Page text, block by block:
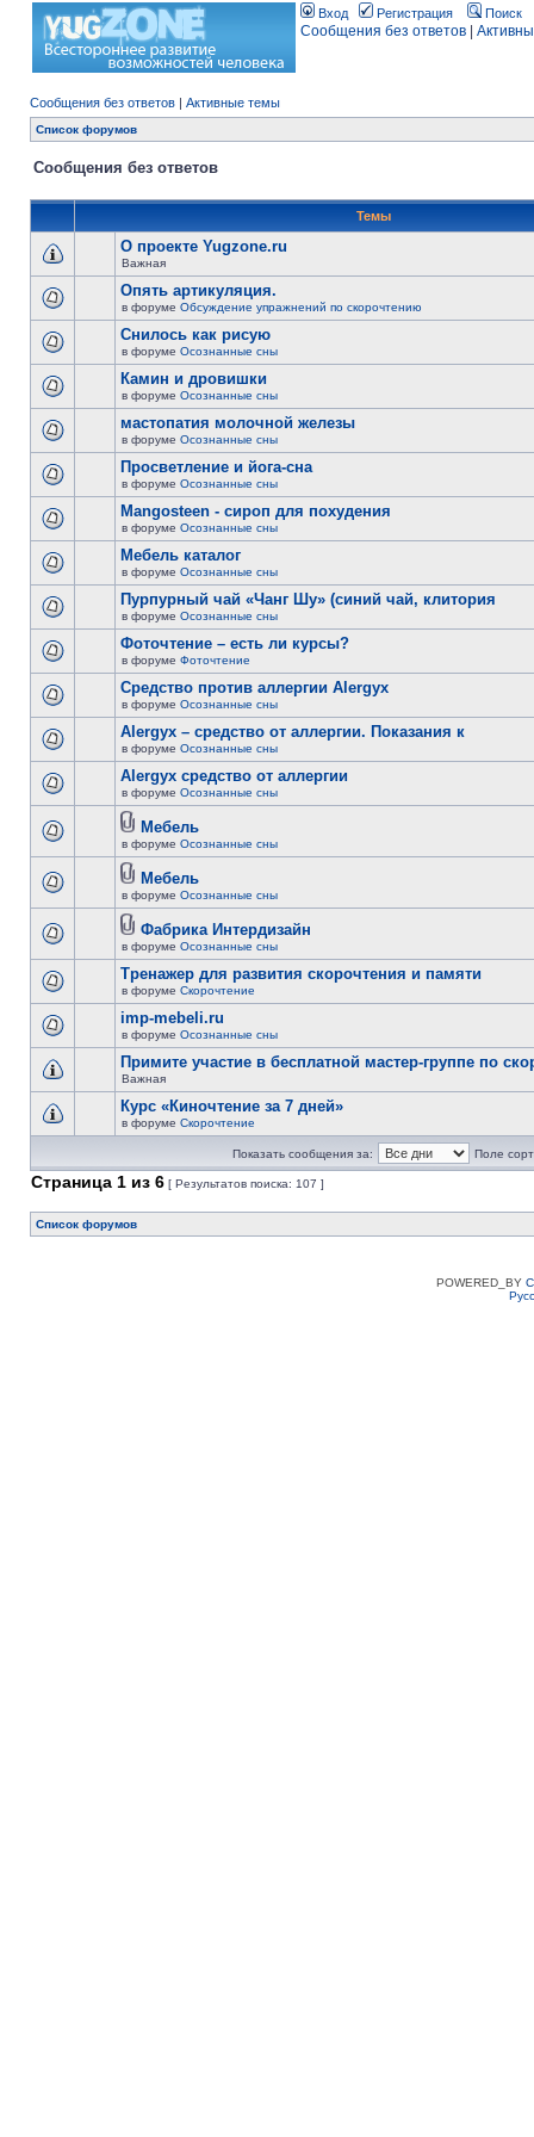
Вход Регистрация Поиск
Сообщения без ответов
Сообщения без ответов | Активные темы
Список форумов
Сообщения без ответов
Темы
О проекте Yugzone.ru
Важная
Опять артикуляция.
в форуме Обсуждение упражнений по скорочтению
Снилось как рисую
в форуме Осознанные сны
Камин и дровишки
в форуме Осознанные сны
мастопатия молочной железы
в форуме Осознанные сны
Просветление и йога-сна
в форуме Осознанные сны
Mangosteen - сироп для похудения
в форуме Осознанные сны
Мебель каталог
в форуме Осознанные сны
Пурпурный чай «Чанг Шу» (синий чай, клитория
в форуме Осознанные сны
Фоточтение – есть ли курсы?
в форуме Фоточтение
Cредство против аллергии Alergyx
в форуме Осознанные сны
Alergyx – средство от аллергии. Показания к
в форуме Осознанные сны
Alergyx средство от аллергии
в форуме Осознанные сны
Мебель
в форуме Осознанные сны
Мебель
в форуме Осознанные сны
Фабрика Интердизайн
в форуме Осознанные сны
Тренажер для развития скорочтения и памяти
в форуме Скорочтение
imp-mebeli.ru
в форуме Осознанные сны
Примите участие в бесплатной мастер-группе по
Важная
Курс «Киночтение за 7 дней»
в форуме Скорочтение
Показать сообщения за: Поле
Страница 1 из 6 [ Результатов поиска: 107 ]
Список форумов
POWERED_BY